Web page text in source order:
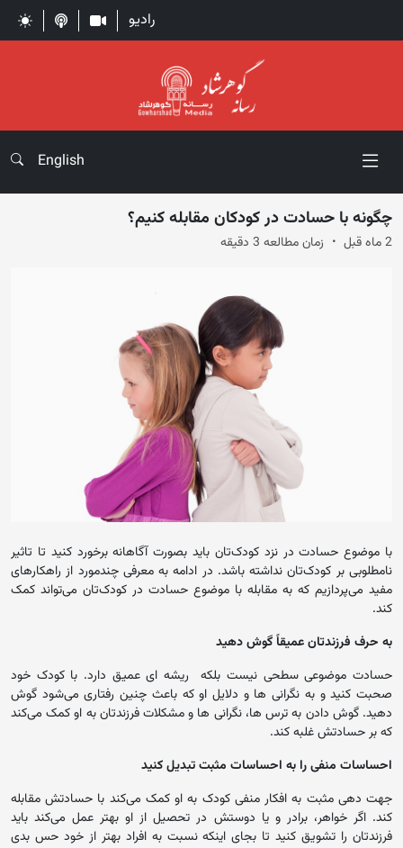
رادیو
English
چگونه با حسادت در کودکان مقابله کنیم؟
2 ماه قبل زمان مطالعه 3 دقیقه
با موضوع حسادت در نزد کودک‌تان باید بصورت آگاهانه برخورد کنید تا تاثیر
نامطلوبی بر کودک‌تان نداشته باشد. در ادامه به معرفی چندمورد از راهکارهای
مفید می‌پردازیم که به مقابله با موضوع حسادت در کودک‌تان می‌تواند کمک
کند.
به حرف فرزندتان عمیقاً گوش دهید
حسادت موضوعی سطحی نیست بلکه ریشه ای عمیق دارد. با کودک خود
صحبت کنید و به نگرانی ها و دلایل او که باعث چنین رفتاری می‌شود گوش
دهید. گوش دادن به ترس ها، نگرانی ها و مشکلات فرزندتان به او کمک می‌کند
که بر حسادتش غلبه کند.
احساسات منفی را به احساسات مثبت تبدیل کنید
جهت دهی مثبت به افکار منفی کودک به او کمک می‌کند با حسادتش مقابله
کند. اگر خواهر، برادر و یا دوستش در تحصیل از او بهتر عمل می‌کند باید
فرزندتان را تشویق کنید تا بجای اینکه نسبت به افراد بهتر از خود حس بدی